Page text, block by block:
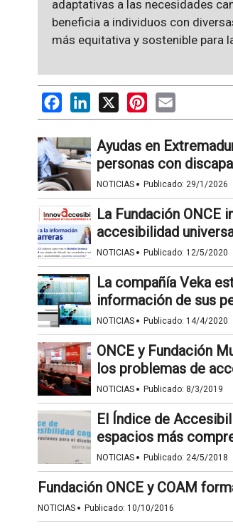
adaptativas a las necesidades
beneficia a individuos con
más equitativa y sostenible para
FacebookLinkedIn
X PinterestEmail
Ayudas en
personas con
NOTICIAS · Publicado: 29/1/2026
La Fundación ONCE
accesibilidad
NOTICIAS · Publicado: 12/5/2020
La compañía Veka
información de sus
NOTICIAS · Publicado: 14/4/2020
ONCE y Fundación
los problemas de
NOTICIAS · Publicado: 8/3/2019
El Índice de
espacios más
NOTICIAS · Publicado: 24/5/2018
Fundación ONCE y COAM
NOTICIAS · Publicado: 10/10/2016